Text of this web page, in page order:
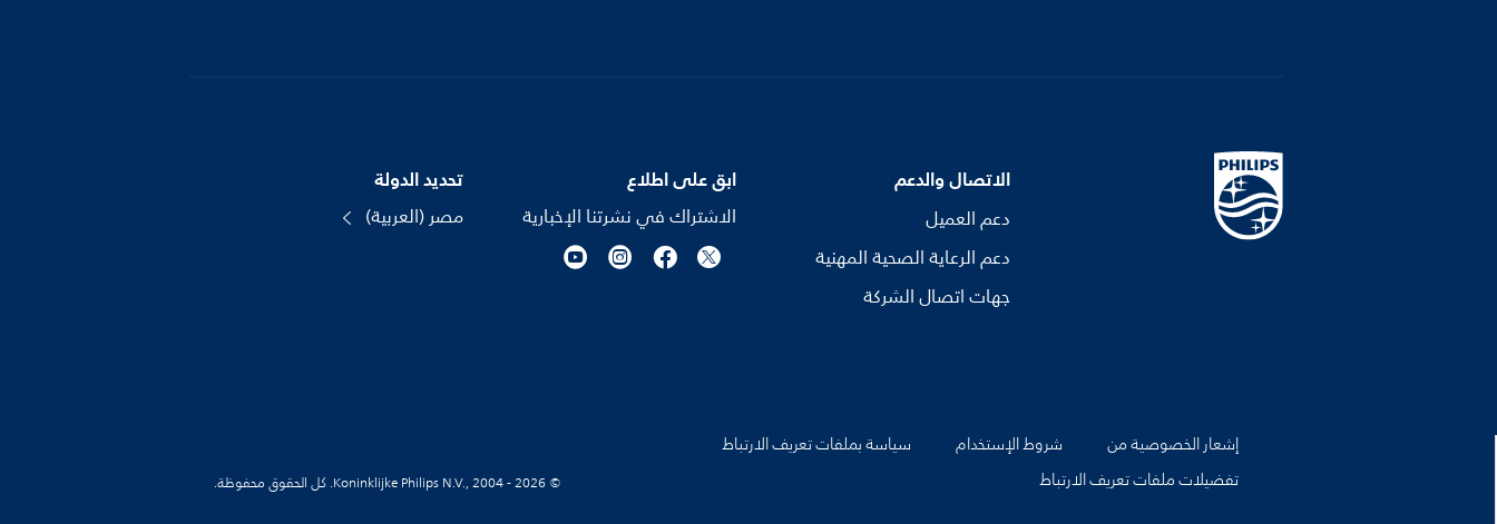
الاتصال والدعم
دعم العميل
دعم الرعاية الصحية المهنية
جهات اتصال الشركة
ابق على اطلاع
الاشتراك في نشرتنا الإخبارية
تحديد الدولة
مصر (العربية)
إشعار الخصوصية من شروط الإستخدام
سياسة بملفات تعريف الارتباط
تفضيلات ملفات تعريف الارتباط
© Koninklijke Philips N.V., 2004 - 2026. كل الحقوق محفوظة.